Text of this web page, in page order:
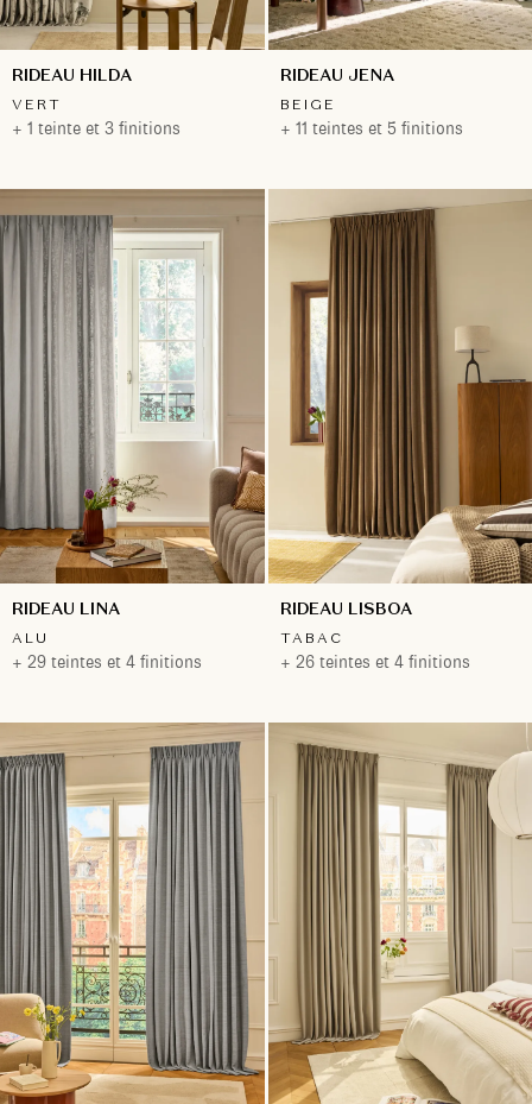
RIDEAU HILDA
VERT
+ 1 teinte et 3 finitions
RIDEAU JENA
BEIGE
+ 11 teintes et 5 finitions
RIDEAU LINA
ALU
+ 29 teintes et 4 finitions
RIDEAU LISBOA
TABAC
+ 26 teintes et 4 finitions